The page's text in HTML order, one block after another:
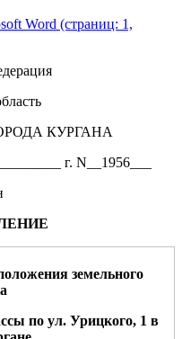
Word (страниц: 1,
КУРГАНА
г. N__1956___
земельного
по ул. Урицкого, 1 в